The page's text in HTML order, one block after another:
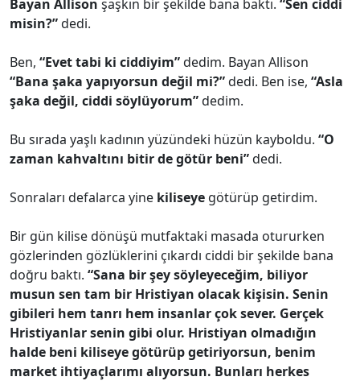
Bayan Allison şaşkın bir şekilde bana baktı. “Sen ciddi
misin?”dedi.
Ben, “Evet tabi ki ciddiyim”dedim. Bayan Allison
“Bana şaka yapıyorsun değil mi?”dedi. Ben ise, “Asla
şaka değil, ciddi söylüyorum”dedim.
Bu sırada yaşlı kadının yüzündeki hüzün kayboldu. “O
zaman kahvaltını bitir de götür beni”dedi.
Sonraları defalarca yine kiliseye götürüp getirdim.
Bir gün kilise dönüşü mutfaktaki masada otururken
gözlerinden gözlüklerini çıkardı ciddi bir şekilde bana
doğru baktı. “Sana bir şey söyleyeceğim, biliyor
musun sen tam bir Hristiyan olacak kişisin. Senin
gibileri hem tanrı hem insanlar çok sever. Gerçek
Hristiyanlar senin gibi olur. Hristiyan olmadığın
halde beni kiliseye götürüp getiriyorsun, benim
market ihtiyaçlarımı alıyorsun. Bunları herkes